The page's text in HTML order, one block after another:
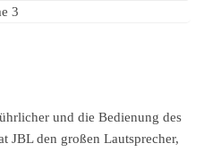
3
und die Bedienung des
JBL den großen Lautsprecher,